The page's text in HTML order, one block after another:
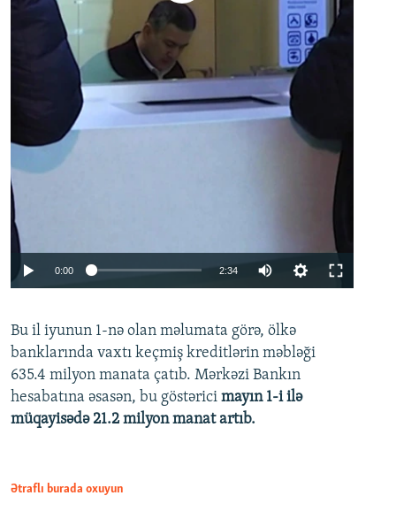
0:00 2:34
360p
480p
720p
Bu il iyunun 1-nə olan məlumata görə, ölkə
banklarında vaxtı keçmiş kreditlərin məbləği
635.4 milyon manata çatıb. Mərkəzi Bankın
hesabatına əsasən, bu göstərici mayın 1-i ilə
müqayisədə 21.2 milyon manat artıb.
Ətraflı burada oxuyun